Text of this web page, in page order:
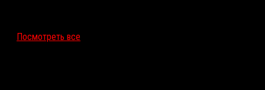
Посмотреть все